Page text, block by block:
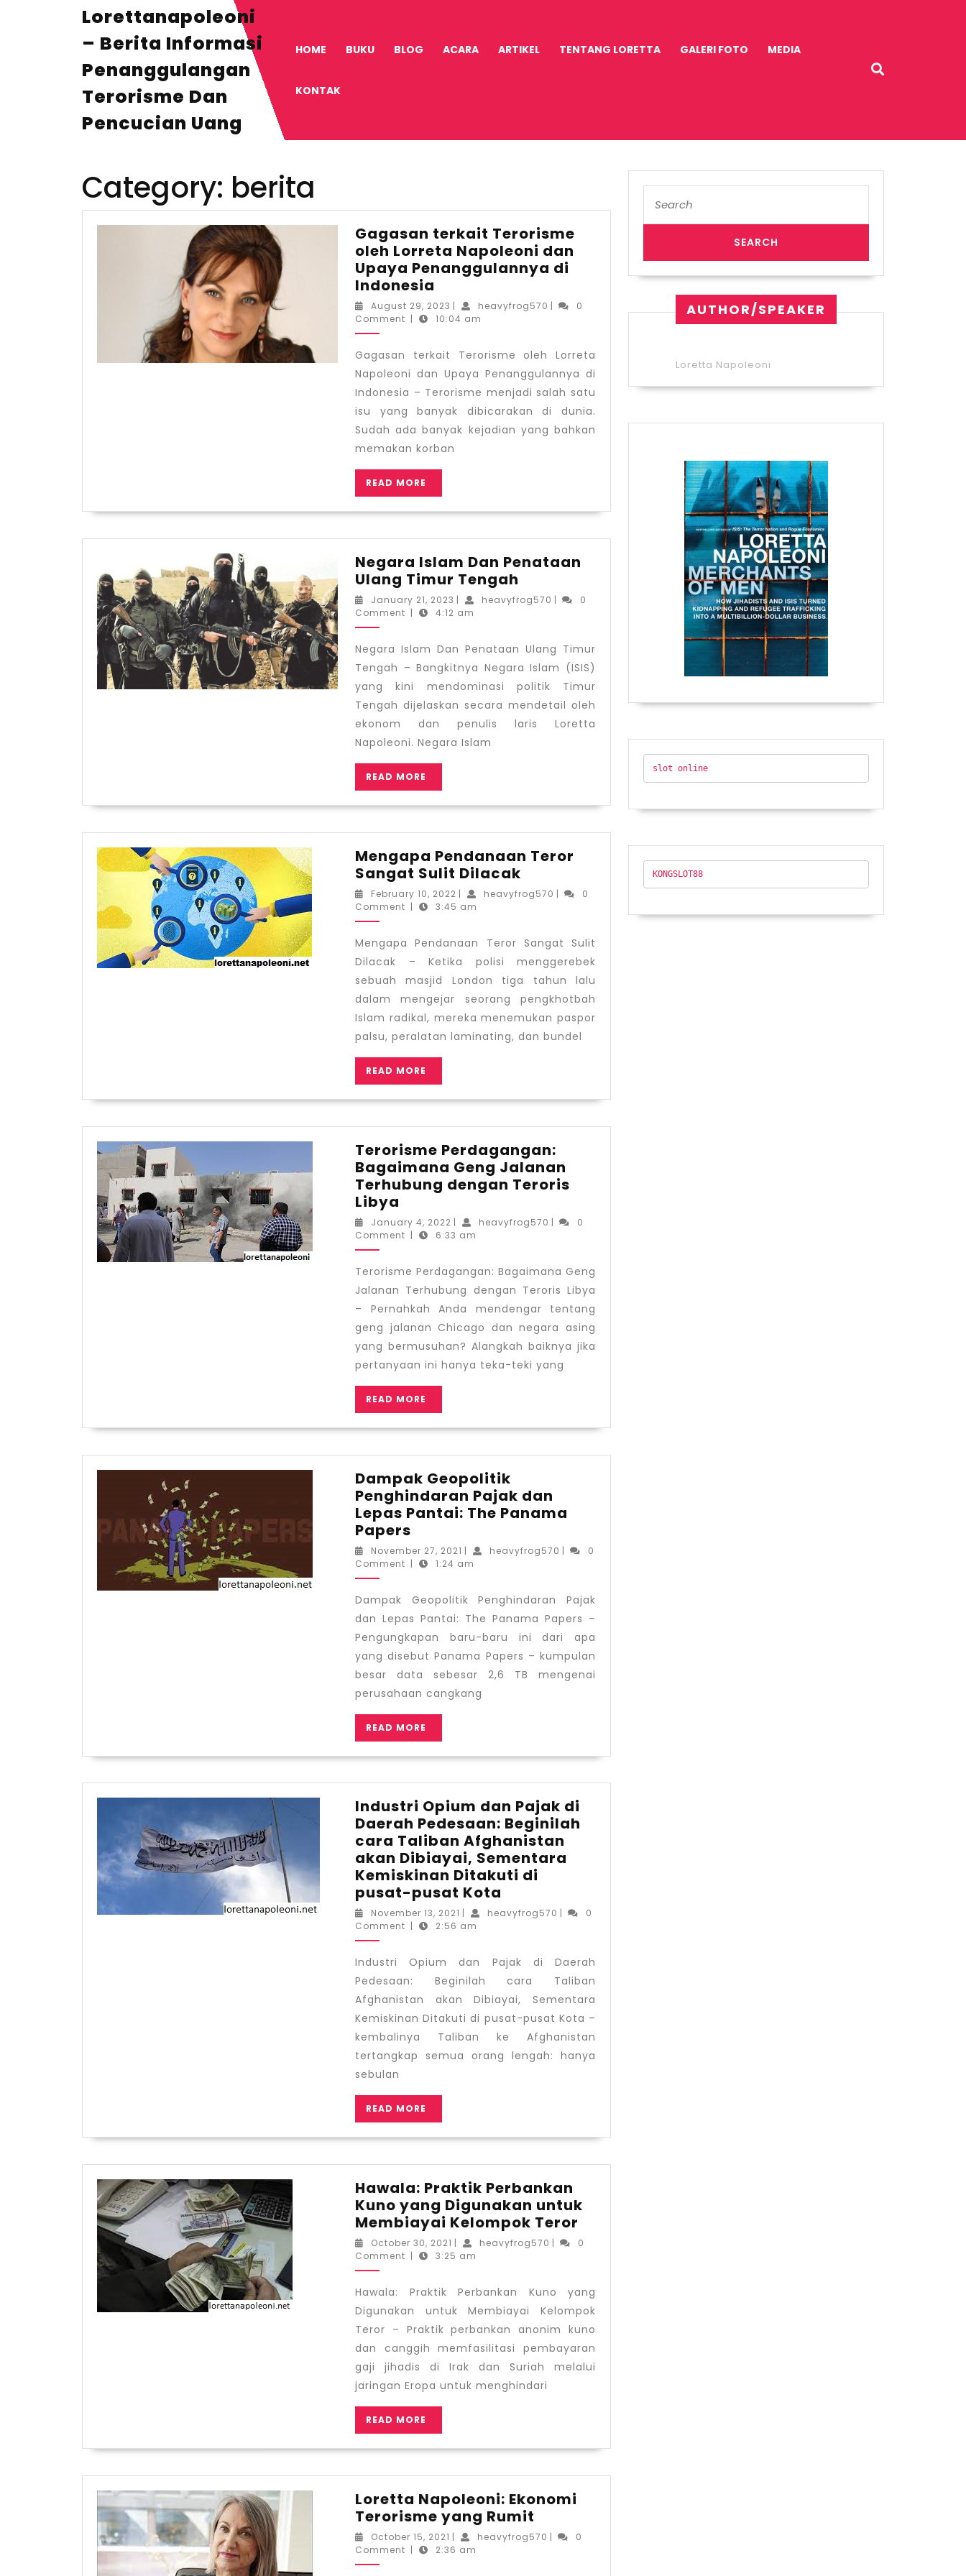
Lorettanapoleoni
– Berita Informasi
Penanggulangan
Terorisme Dan
Pencucian Uang
HOME BUKU BLOG ACARA ARTIKEL TENTANG LORETTA GALERI FOTO MEDIA
KONTAK
Category: berita
Gagasan terkait Terorisme
oleh Lorreta Napoleoni dan
Upaya Penanggulannya di
Indonesia
terkait
Terorisme
Lorreta
Napoleoni
dan
Upaya
Penanggulannya
di
Indonesia
August 29, 2023 August
29,
| heavyfrog570 heavyfrog570
|
0
Comment | 10:04 am
Gagasan terkait Terorisme oleh Lorreta
Napoleoni dan Upaya Penanggulannya di
Indonesia – Terorisme menjadi salah satu
isu yang banyak dibicarakan di dunia.
Sudah ada banyak kejadian yang bahkan
memakan korban
READ MORE
MORE
Negara Islam Dan Penataan
Ulang Timur Tengah
Islam
Ulang
Timur
Tengah
January 21, 2023 January
21,
| heavyfrog570 heavyfrog570
|
0
Comment | 4:12 am
Negara Islam Dan Penataan Ulang Timur
Tengah – Bangkitnya Negara Islam (ISIS)
yang kini mendominasi politik Timur
Tengah dijelaskan secara mendetail oleh
ekonom dan penulis laris Loretta
Napoleoni. Negara Islam
READ MORE
MORE
Mengapa Pendanaan Teror
Sangat Sulit Dilacak
Pendanaan
Sulit
Dilacak
February 10, 2022 February
10,
| heavyfrog570 heavyfrog570
|
0
Comment | 3:45 am
Mengapa Pendanaan Teror Sangat Sulit
Dilacak – Ketika polisi menggerebek
sebuah masjid London tiga tahun lalu
dalam mengejar seorang pengkhotbah
Islam radikal, mereka menemukan paspor
palsu, peralatan laminating, dan bundel
READ MORE
MORE
Terorisme Perdagangan:
Bagaimana Geng Jalanan
Terhubung dengan Teroris
Libya
Perdagangan:
Bagaimana
Jalanan
Terhubung
dengan
Teroris
Libya
January 4, 2022 January
4,
| heavyfrog570 heavyfrog570
|
0
Comment | 6:33 am
Terorisme Perdagangan: Bagaimana Geng
Jalanan Terhubung dengan Teroris Libya
– Pernahkah Anda mendengar tentang
geng jalanan Chicago dan negara asing
yang bermusuhan? Alangkah baiknya jika
pertanyaan ini hanya teka-teki yang
READ MORE
MORE
Dampak Geopolitik
Penghindaran Pajak dan
Lepas Pantai: The Panama
Papers
Geopolitik
Penghindaran
dan
Lepas
Pantai:
The
Panama
Papers
November 27, 2021 November
27,
| heavyfrog570 heavyfrog570
|
0
Comment | 1:24 am
Dampak Geopolitik Penghindaran Pajak
dan Lepas Pantai: The Panama Papers –
Pengungkapan baru-baru ini dari apa
yang disebut Panama Papers – kumpulan
besar data sebesar 2,6 TB mengenai
perusahaan cangkang
READ MORE
MORE
Industri Opium dan Pajak di
Daerah Pedesaan: Beginilah
cara Taliban Afghanistan
akan Dibiayai, Sementara
Kemiskinan Ditakuti di
pusat-pusat Kota
Opium
di
Daerah
Pedesaan:
Beginilah
cara
Taliban
Afghanistan
Kemiskinan
di
pusat-
pusat
Kota
November 13, 2021 November
13,
| heavyfrog570 heavyfrog570
|
0
Comment | 2:56 am
Industri Opium dan Pajak di Daerah
Pedesaan: Beginilah cara Taliban
Afghanistan akan Dibiayai, Sementara
Kemiskinan Ditakuti di pusat-pusat Kota –
kembalinya Taliban ke Afghanistan
tertangkap semua orang lengah: hanya
sebulan
READ MORE
MORE
Hawala: Praktik Perbankan
Kuno yang Digunakan untuk
Membiayai Kelompok Teror
Praktik
yang
Digunakan
untuk
Membiayai
Kelompok
Teror
October 30, 2021 October
30,
| heavyfrog570 heavyfrog570
|
0
Comment | 3:25 am
Hawala: Praktik Perbankan Kuno yang
Digunakan untuk Membiayai Kelompok
Teror – Praktik perbankan anonim kuno
dan canggih memfasilitasi pembayaran
gaji jihadis di Irak dan Suriah melalui
jaringan Eropa untuk menghindari
READ MORE
MORE
Loretta Napoleoni: Ekonomi
Terorisme yang Rumit
Napoleoni:
October 15, 2021 October
15,
| heavyfrog570 heavyfrog570
|
0
Comment | 2:36 am
for:
AUTHOR/SPEAKER
Loretta Napoleoni
slot online
KONGSLOT88